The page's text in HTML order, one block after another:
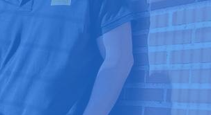
que resalta